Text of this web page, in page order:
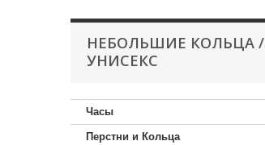
НЕБОЛЬШИЕ КОЛЬЦА /
УНИСЕКС
Часы
Перстни и Кольца